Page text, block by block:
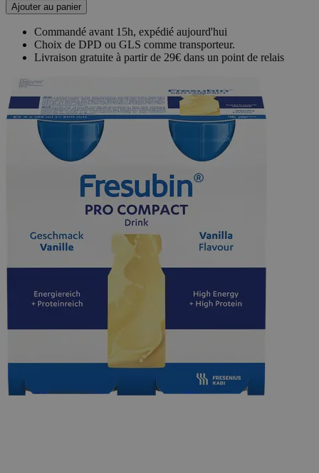
Ajouter au panier
Commandé avant 15h, expédié aujourd'hui
Choix de DPD ou GLS comme transporteur.
Livraison gratuite à partir de 29€ dans un point de relais